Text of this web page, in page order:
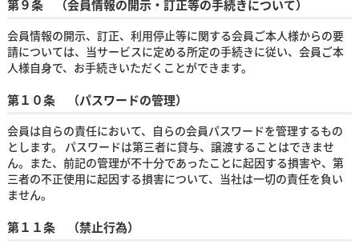
第９条 （会員情報の開示・訂正等の手続きについて）
会員情報の開示、訂正、利用停止等に関する会員ご本人様からの要
請については、当サービスに定める所定の手続きに従い、会員ご本
人様自身で、お手続きいただくことができます。
第１０条 （パスワードの管理）
会員は自らの責任において、自らの会員パスワードを管理するもの
とします。 パスワードは第三者に貸与、譲渡することはできませ
ん。また、前記の管理が不十分であったことに起因する損害や、第
三者の不正使用に起因する損害について、当社は一切の責任を負い
ません。
第１１条 （禁止行為）